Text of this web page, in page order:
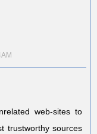
web-sites to
trustworthy sources